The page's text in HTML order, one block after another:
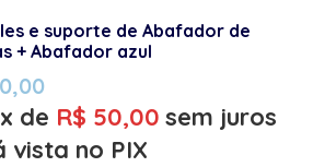
e suporte de Abafador de
+ Abafador azul
de R$ 50,00 sem juros
vista no PIX